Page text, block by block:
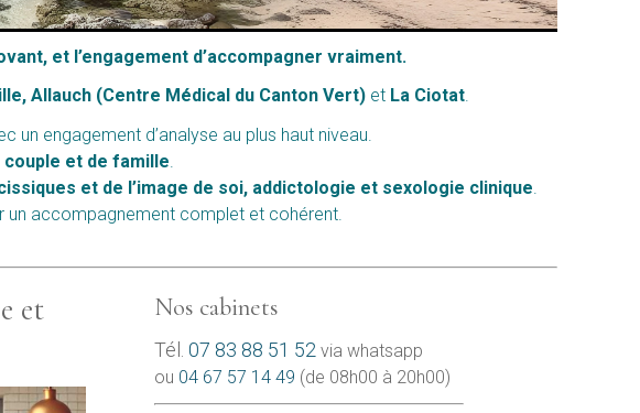
et l’engagement d’accompagner vraiment.
Allauch (Centre Médical du Canton Vert) et La Ciotat.
un engagement d’analyse au plus haut niveau.
et de famille
et de l’image de soi, addictologie et sexologie clinique
un accompagnement complet et cohérent.
et
Nos cabinets
Tél. 07 83 88 51 52 via whatsapp
ou 04 67 57 14 49 (de 08h00 à 20h00)